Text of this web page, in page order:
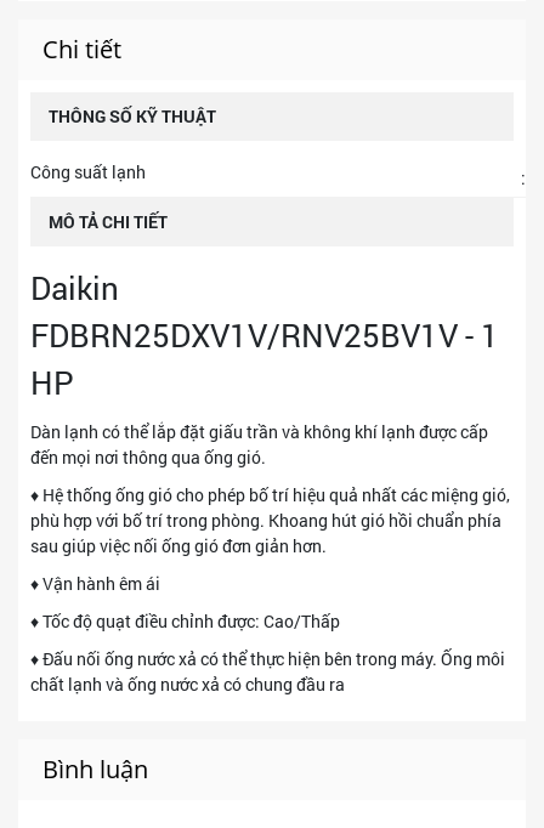
Chi tiết
THÔNG SỐ KỸ THUẬT
Công suất lạnh
:
MÔ TẢ CHI TIẾT
Daikin
FDBRN25DXV1V/RNV25BV1V - 1
HP
Dàn lạnh có thể lắp đặt giấu trần và không khí lạnh được cấp
đến mọi nơi thông qua ống gió.
♦ Hệ thống ống gió cho phép bố trí hiệu quả nhất các miệng gió,
phù hợp với bố trí trong phòng. Khoang hút gió hồi chuẩn phía
sau giúp việc nối ống gió đơn giản hơn.
♦ Vận hành êm ái
♦ Tốc độ quạt điều chỉnh được: Cao/Thấp
♦ Đấu nối ống nước xả có thể thực hiện bên trong máy. Ống môi
chất lạnh và ống nước xả có chung đầu ra
Bình luận